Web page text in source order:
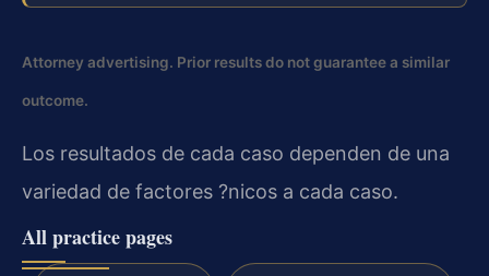
Attorney advertising. Prior results do not guarantee a similar
outcome.
Los resultados de cada caso dependen de una
variedad de factores ?nicos a cada caso.
All practice pages